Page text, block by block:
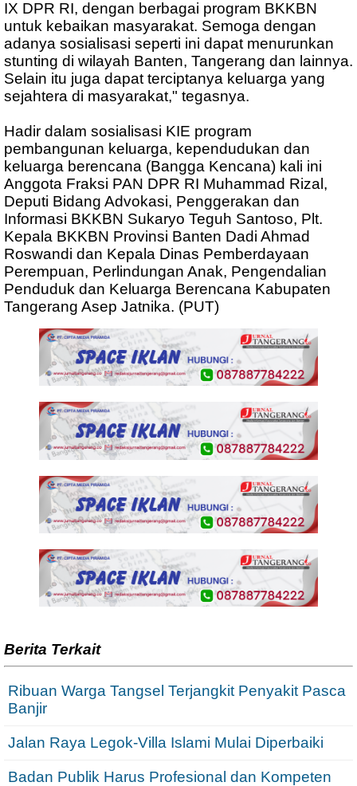
IX DPR RI, dengan berbagai program BKKBN
untuk kebaikan masyarakat. Semoga dengan
adanya sosialisasi seperti ini dapat menurunkan
stunting di wilayah Banten, Tangerang dan lainnya.
Selain itu juga dapat terciptanya keluarga yang
sejahtera di masyarakat," tegasnya.
Hadir dalam sosialisasi KIE program
pembangunan keluarga, kependudukan dan
keluarga berencana (Bangga Kencana) kali ini
Anggota Fraksi PAN DPR RI Muhammad Rizal,
Deputi Bidang Advokasi, Penggerakan dan
Informasi BKKBN Sukaryo Teguh Santoso, Plt.
Kepala BKKBN Provinsi Banten Dadi Ahmad
Roswandi dan Kepala Dinas Pemberdayaan
Perempuan, Perlindungan Anak, Pengendalian
Penduduk dan Keluarga Berencana Kabupaten
Tangerang Asep Jatnika. (PUT)
Berita Terkait
Ribuan Warga Tangsel Terjangkit Penyakit Pasca
Banjir
Jalan Raya Legok-Villa Islami Mulai Diperbaiki
Badan Publik Harus Profesional dan Kompeten